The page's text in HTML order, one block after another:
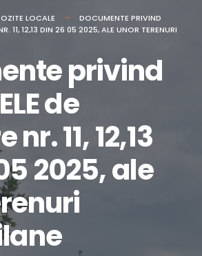
LOCALE
DOCUMENTE PRIVIND
11, 12,13 DIN 26 05 2025, ALE UNOR TERENURI
privind
de
11, 12,13
2025, ale